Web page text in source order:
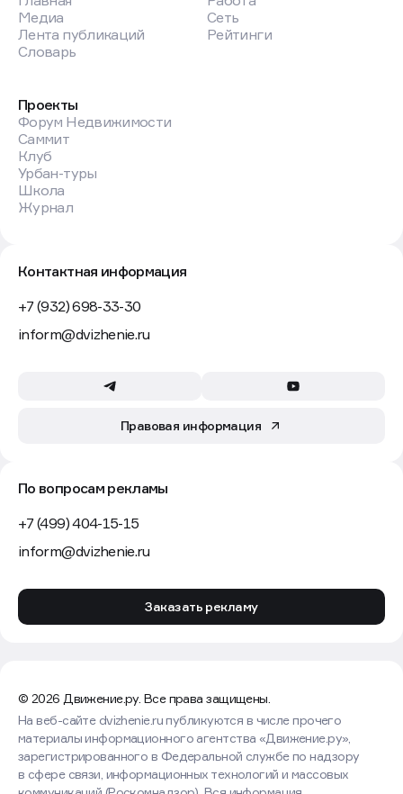
Медиа
Лента публикаций
Словарь
Сеть
Рейтинги
Проекты
Форум Недвижимости
Саммит
Клуб
Урбан-туры
Школа
Журнал
Контактная информация
+7 (932) 698-33-30
inform@dvizhenie.ru
Правовая информация
По вопросам рекламы
+7 (499) 404-15-15
inform@dvizhenie.ru
Заказать рекламу
© 2026 Движение.ру. Все права защищены.
На веб-сайте dvizhenie.ru публикуются в числе прочего
материалы информационного агентства «Движение.ру»,
зарегистрированного в Федеральной службе по надзору
в сфере связи, информационных технологий и массовых